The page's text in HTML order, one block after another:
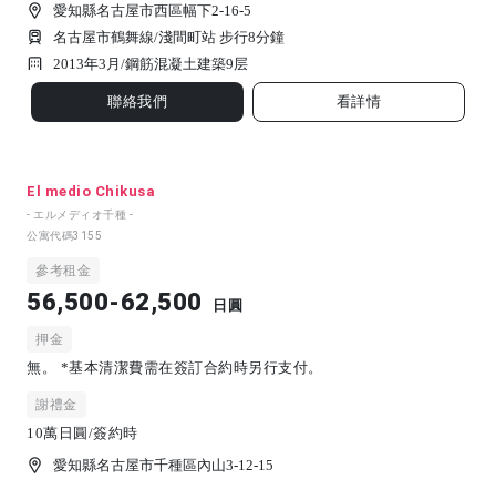
愛知縣名古屋市西區幅下2-16-5
名古屋市鶴舞線/淺間町站 步行8分鐘
2013年3月/鋼筋混凝土建築9 层
聯絡我們 看詳情
El medio Chikusa
- エルメディオ千種 -
公寓代碼3155
參考租金
56,500-62,500 日圓
押金
無。 *基本清潔費需在簽訂合約時另行支付。
謝禮金
10萬日圓/簽約時
愛知縣名古屋市千種區內山3-12-15